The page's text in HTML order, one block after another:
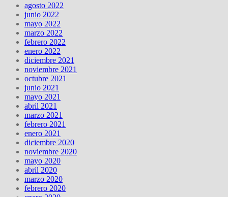
agosto 2022
junio 2022
mayo 2022
marzo 2022
febrero 2022
enero 2022
diciembre 2021
noviembre 2021
octubre 2021
junio 2021
mayo 2021
abril 2021
marzo 2021
febrero 2021
enero 2021
diciembre 2020
noviembre 2020
mayo 2020
abril 2020
marzo 2020
febrero 2020